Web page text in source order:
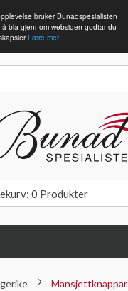
bruker Bunadspesialisten
bla gjennom websiden godtar du
Lære mer
0 Produkter
Mansjettknappar